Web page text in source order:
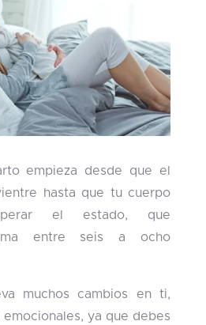
empieza desde que el
hasta que tu cuerpo
el estado, que
entre seis a ocho
muchos cambios en ti,
ya que debes